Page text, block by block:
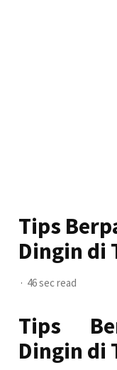
Tips
Dingin di
46 sec read
Tips
Dingin di